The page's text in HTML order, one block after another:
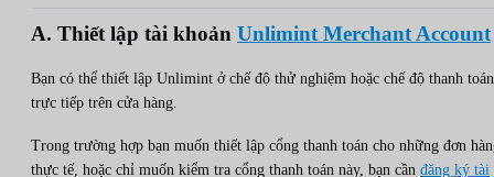
A. Thiết lập tài khoản Unlimint Merchant Account
Bạn có thể thiết lập Unlimint ở chế độ thử nghiệm hoặc chế độ thanh toán
trực tiếp trên cửa hàng.
Trong trường hợp bạn muốn thiết lập cổng thanh toán cho những đơn
thực tế, hoặc chỉ muốn kiểm tra cổng thanh toán này, bạn cần đăng ký tài